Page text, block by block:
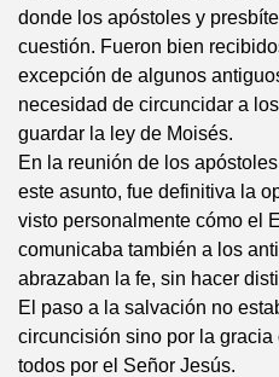
donde los apóstoles y
cuestión. Fueron bien
excepción de algunos
necesidad de circuncidar a
guardar la ley de Moisés.
En la reunión de los
este asunto, fue definitiva la
visto personalmente cómo el
comunicaba también a los
abrazaban la fe, sin hacer
El paso a la salvación no
circuncisión sino por la
todos por el Señor Jesús.